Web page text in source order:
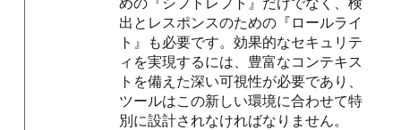
出とレスポンスのための『ロールライ
ト』も必要です。効果的なセキュリテ
ィを実現するには、豊富なコンテキス
トを備えた深い可視性が必要であり、
ツールはこの新しい環境に合わせて特
別に設計されなければなりません。